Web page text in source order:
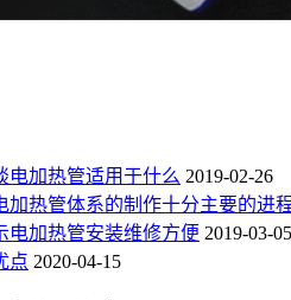
电加热管适用于什么 2019-02-26
加热管体系的制作十分主要的进
电加热管安装维修方便 2019-03-05
点 2020-04-15